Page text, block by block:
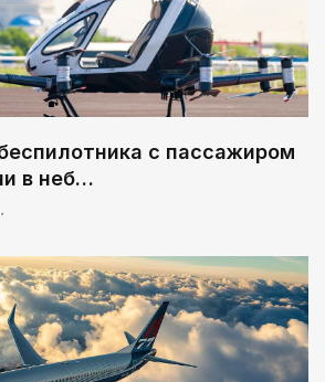
из возвращенных активов
сел в СКО
и глава Amazon
проект
2026 года
с пассажиром
в неб…